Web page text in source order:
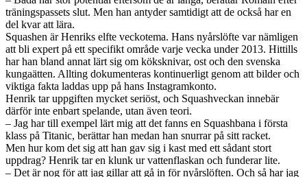
träningspassets slut. Men han antyder samtidigt att de också har en
del kvar att lära.
Squashen är Henriks elfte veckotema. Hans nyårslöfte var nämligen
att bli expert på ett specifikt område varje vecka under 2013. Hittills
har han bland annat lärt sig om köksknivar, ost och den svenska
kungaätten. Allting dokumenteras kontinuerligt genom att bilder och
viktiga fakta laddas upp på hans Instagramkonto.
Henrik tar uppgiften mycket seriöst, och Squashveckan innebär
därför inte enbart spelande, utan även teori.
– Jag har till exempel lärt mig att det fanns en Squashbana i första
klass på Titanic, berättar han medan han snurrar på sitt racket.
Men hur kom det sig att han gav sig i kast med ett sådant stort
uppdrag? Henrik tar en klunk ur vattenflaskan och funderar lite.
– Det är nog för att jag gillar att gå in för nyårslöften. Och så har jag